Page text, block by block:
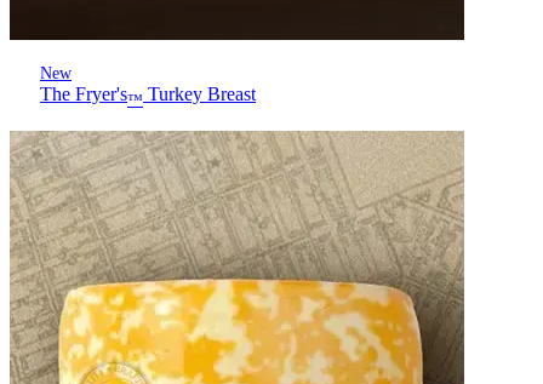
New
The Fryer's™ Turkey Breast